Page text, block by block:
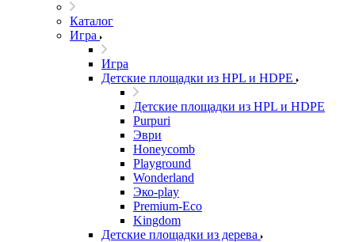
Каталог
Игра
Игра
Детские площадки из HPL и HDPE
Детские площадки из HPL и HDPE
Purpuri
Эври
Honeycomb
Playground
Wonderland
Эко-play
Premium-Eco
Kingdom
Детские площадки из дерева